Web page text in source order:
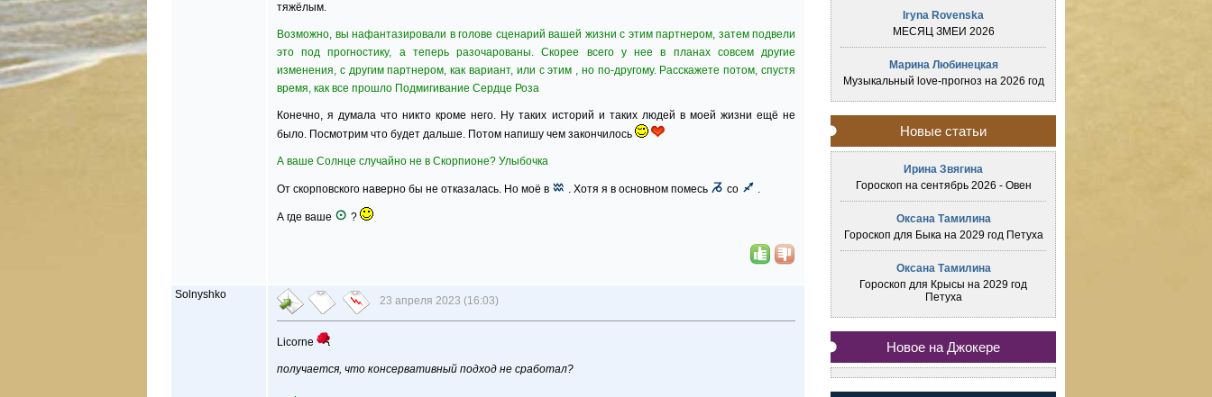
тяжёлым.
Возможно, вы нафантазировали в голове сценарий вашей жизни с этим партнером, затем подвели
это под прогностику, а теперь разочарованы. Скорее всего у нее в планах совсем другие
изменения, с другим партнером, как вариант, или с этим , но по-другому. Расскажете потом, спустя
время, как все прошло Подмигивание Сердце Роза
Конечно, я думала что никто кроме него. Ну таких историй и таких людей в моей жизни ещё не
было. Посмотрим что будет дальше. Потом напишу чем закончилось
А ваше Солнце случайно не в Скорпионе? Улыбочка
От скорповского наверно бы не отказалась. Но моё в . Хотя я в основном помесь со .
А где ваше ?
Solnyshko 23 апреля 2023 (16:03)
Licorne
получается, что консервативный подход не сработал?
Iryna Rovenska
МЕСЯЦ ЗМЕИ 2026
Марина Любинецкая
Музыкальный love-прогноз на 2026 год
Новые статьи
Ирина Звягина
Гороскоп на сентябрь 2026 - Овен
Оксана Тамилина
Гороскоп для Быка на 2029 год Петуха
Оксана Тамилина
Гороскоп для Крысы на 2029 год
Петуха
Новое на Джокере